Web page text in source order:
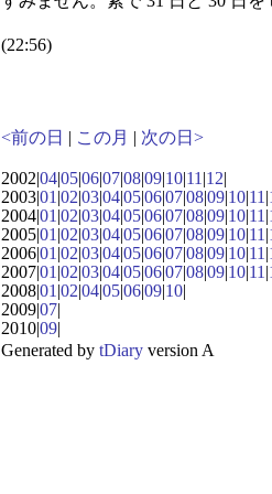
(22:56)
<前の日 | この月 | 次の日>
2002|04|05|06|07|08|09|10|11 |12|
2003|01 |02|03|04|05|06|07|08|09|10|11 |
2004|01 |02|03|04|05|06|07|08|09|10|11 |
2005|01 |02|03|04|05|06|07|08|09|10|11 |
2006|01 |02|03|04|05|06|07|08|09|10|11 |
2007|01 |02|03|04|05|06|07|08|09|10|11 |
2008|01 |02|04|05|06|09|10|
2009|07|
2010|09|
Generated by tDiaryversion A